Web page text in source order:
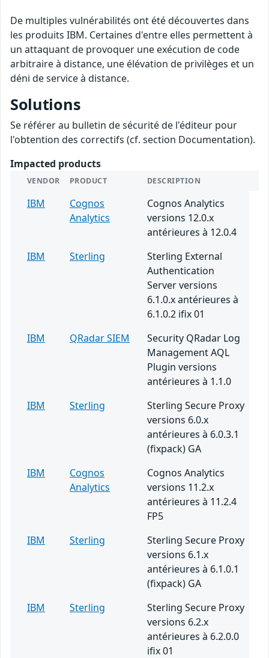
De multiples vulnérabilités ont été découvertes dans
les produits IBM. Certaines d'entre elles permettent à
un attaquant de provoquer une exécution de code
arbitraire à distance, une élévation de privilèges et un
déni de service à distance.
Solutions
Se référer au bulletin de sécurité de l'éditeur pour
l'obtention des correctifs (cf. section Documentation).
Impacted products
VENDOR PRODUCT DESCRIPTION
IBM
Cognos
Analytics
Cognos Analytics
versions 12.0.x
antérieures à 12.0.4
IBM
Sterling
Sterling External
Authentication
Server versions
6.1.0.x antérieures à
6.1.0.2 ifix 01
IBM
QRadar SIEM
Security QRadar Log
Management AQL
Plugin versions
antérieures à 1.1.0
IBM
Sterling
Sterling Secure Proxy
versions 6.0.x
antérieures à 6.0.3.1
(fixpack) GA
IBM
Cognos
Analytics
Cognos Analytics
versions 11.2.x
antérieures à 11.2.4
FP5
IBM
Sterling
Sterling Secure Proxy
versions 6.1.x
antérieures à 6.1.0.1
(fixpack) GA
IBM
Sterling
Sterling Secure Proxy
versions 6.2.x
antérieures à 6.2.0.0
ifix 01